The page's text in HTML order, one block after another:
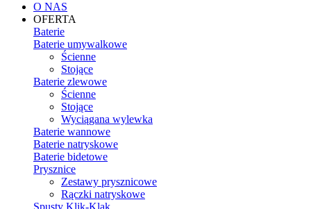
O NAS
OFERTA
Baterie
Baterie umywalkowe
Ścienne
Stojące
Baterie zlewowe
Ścienne
Stojące
Wyciągana wylewka
Baterie wannowe
Baterie natryskowe
Baterie bidetowe
Prysznice
Zestawy prysznicowe
Rączki natryskowe
Spusty Klik-Klak